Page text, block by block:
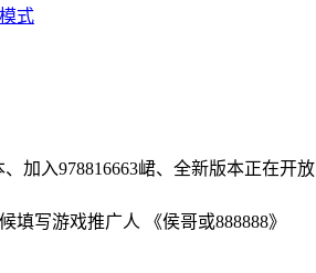
式
加入978816663峮、全新版本正在开放
填写游戏推广人 《侯哥或888888》